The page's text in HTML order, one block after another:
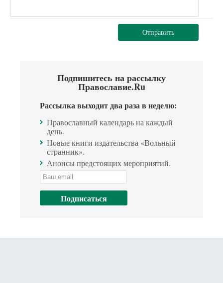
Отправить
Подпишитесь на рассылку
Православие.Ru
Рассылка выходит два раза в неделю:
Православный календарь на каждый
день.
Новые книги издательства «Вольный
странник».
Анонсы предстоящих мероприятий.